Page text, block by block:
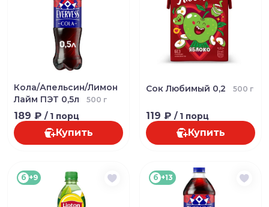
Кола/Апельсин/Лимон
Лайм ПЭТ 0,5л
500 г
189 ₽ / 1 порц
Купить
Сок Любимый 0,2 500 г
119 ₽ / 1 порц
Купить
б +9 б +13